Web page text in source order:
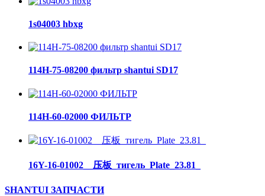
1s04003 hbxg
114H-75-08200 фильтр shantui SD17
114H-60-02000 ФИЛЬТР
16Y-16-01002__压板_тигель_Plate_23.81_
SHANTUI ЗАПЧАСТИ